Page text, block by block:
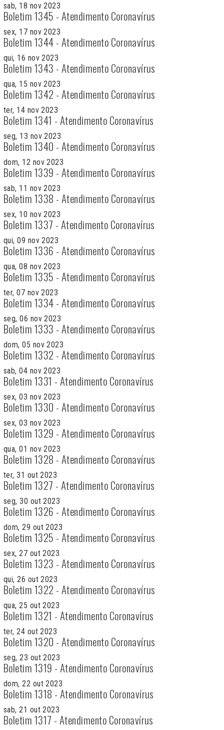
sab, 18 nov 2023
Boletim 1345 - Atendimento Coronavírus
sex, 17 nov 2023
Boletim 1344 - Atendimento Coronavírus
qui, 16 nov 2023
Boletim 1343 - Atendimento Coronavírus
qua, 15 nov 2023
Boletim 1342 - Atendimento Coronavírus
ter, 14 nov 2023
Boletim 1341 - Atendimento Coronavírus
seg, 13 nov 2023
Boletim 1340 - Atendimento Coronavírus
dom, 12 nov 2023
Boletim 1339 - Atendimento Coronavírus
sab, 11 nov 2023
Boletim 1338 - Atendimento Coronavírus
sex, 10 nov 2023
Boletim 1337 - Atendimento Coronavírus
qui, 09 nov 2023
Boletim 1336 - Atendimento Coronavírus
qua, 08 nov 2023
Boletim 1335 - Atendimento Coronavírus
ter, 07 nov 2023
Boletim 1334 - Atendimento Coronavírus
seg, 06 nov 2023
Boletim 1333 - Atendimento Coronavírus
dom, 05 nov 2023
Boletim 1332 - Atendimento Coronavírus
sab, 04 nov 2023
Boletim 1331 - Atendimento Coronavírus
sex, 03 nov 2023
Boletim 1330 - Atendimento Coronavírus
sex, 03 nov 2023
Boletim 1329 - Atendimento Coronavírus
qua, 01 nov 2023
Boletim 1328 - Atendimento Coronavírus
ter, 31 out 2023
Boletim 1327 - Atendimento Coronavírus
seg, 30 out 2023
Boletim 1326 - Atendimento Coronavírus
dom, 29 out 2023
Boletim 1325 - Atendimento Coronavírus
sex, 27 out 2023
Boletim 1323 - Atendimento Coronavírus
qui, 26 out 2023
Boletim 1322 - Atendimento Coronavírus
qua, 25 out 2023
Boletim 1321 - Atendimento Coronavírus
ter, 24 out 2023
Boletim 1320 - Atendimento Coronavírus
seg, 23 out 2023
Boletim 1319 - Atendimento Coronavírus
dom, 22 out 2023
Boletim 1318 - Atendimento Coronavírus
sab, 21 out 2023
Boletim 1317 - Atendimento Coronavírus